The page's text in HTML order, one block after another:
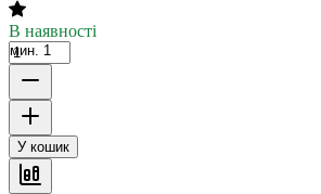
В наявності
мин. 1
У кошик